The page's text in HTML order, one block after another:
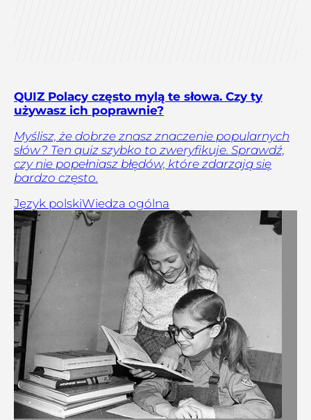
QUIZ Polacy często mylą te słowa. Czy ty
używasz ich poprawnie?
Myślisz, że dobrze znasz znaczenie popularnych
słów? Ten quiz szybko to zweryfikuje. Sprawdź,
czy nie popełniasz błędów, które zdarzają się
bardzo często.
Język polskiWiedza ogólna